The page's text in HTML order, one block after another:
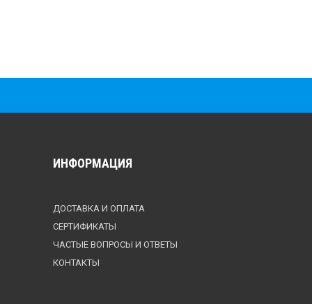
ИНФОРМАЦИЯ
ДОСТАВКА И ОПЛАТА
СЕРТИФИКАТЫ
ЧАСТЫЕ ВОПРОСЫ И ОТВЕТЫ
КОНТАКТЫ